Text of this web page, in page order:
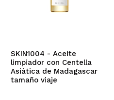
SKIN1004 - Aceite
limpiador con Centella
Asiática de Madagascar
tamaño viaje